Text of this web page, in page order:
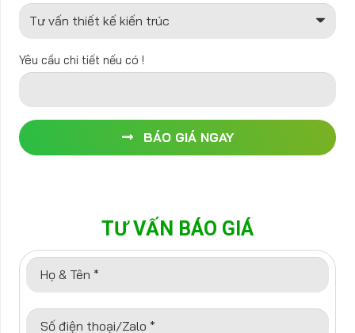
Yêu cầu chi tiết nếu có !
BÁO GIÁ NGAY
TƯ VẤN BÁO GIÁ
Họ & Tên *
Số điện thoại/Zalo *